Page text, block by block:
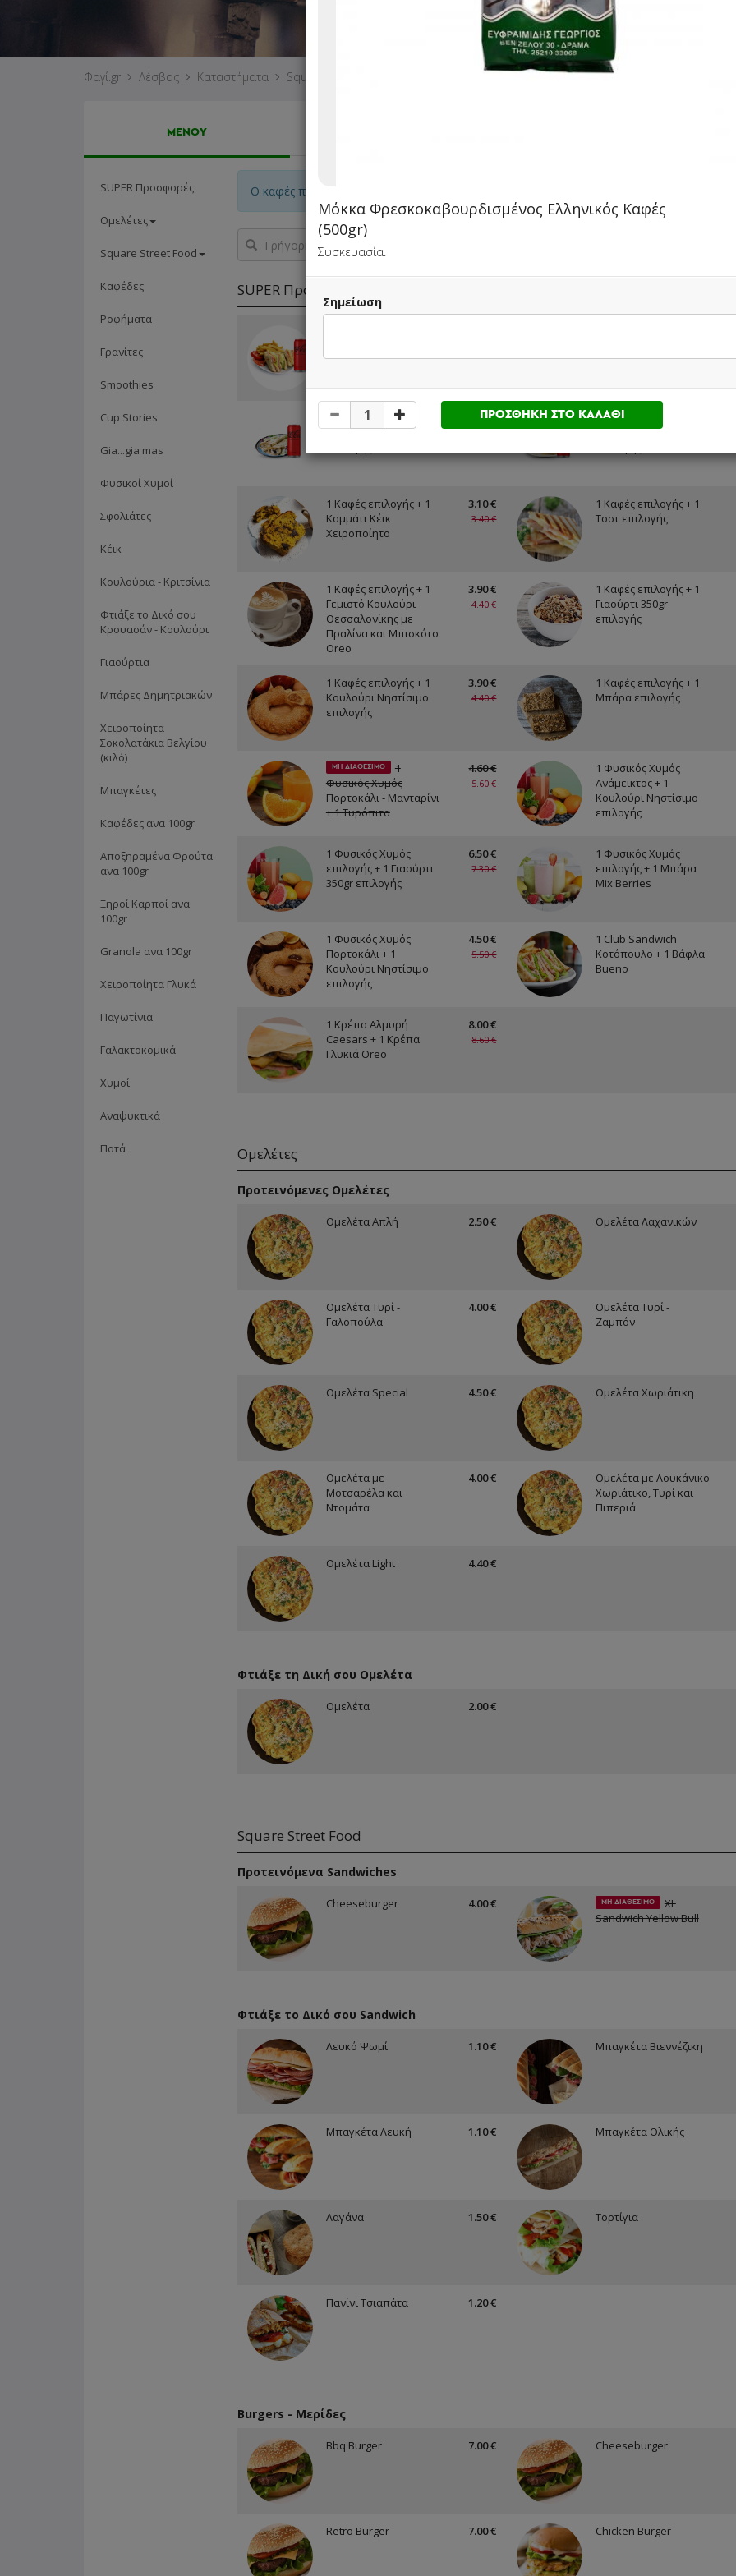
Φαγί.gr Λέσβος Καταστήματα Square
ΜΕΝΟΥ
SUPER Προσφορές
Ομελέτες
Square Street Food
Καφέδες
Ροφήματα
Γρανίτες
Smoothies
Cup Stories
Gia...gia mas
Φυσικοί Χυμοί
Σφολιάτες
Κέικ
Κουλούρια - Κριτσίνια
Φτιάξε το Δικό σου
Κρουασάν - Κουλούρι
Γιαούρτια
Μπάρες Δημητριακών
Χειροποίητα
Σοκολατάκια Βελγίου
(κιλό)
Μπαγκέτες
Καφέδες ανα 100gr
Αποξηραμένα Φρούτα
ανα 100gr
Ξηροί Καρποί ανα
100gr
Granola ανα 100gr
Χειροποίητα Γλυκά
Παγωτίνια
Γαλακτοκομικά
Χυμοί
Αναψυκτικά
Ποτά
Ο καφές που χρησιμοποιούμε είναι της εταιρίας Mokka Speciality Coffee 100% Arabica.
Γρήγορη
αναζήτηση
προϊόντος...
SUPER Προσφορές
Αναψυκτικό 330ml
Θεσσαλονίκης
1 Κρέπα Αλλαντικών +
1 Αναψυκτικό 330ml
6.20 €
1 Ομέλετα επιλογής +
1 Αναψυκτικό 330ml
1 Καφές επιλογής + 1
Κομμάτι Κέικ
Χειροποίητο
3.10 €
3.40 €
1 Καφές επιλογής + 1
Τοστ επιλογής
1 Καφές επιλογής + 1
Γεμιστό Κουλούρι
Θεσσαλονίκης με
Πραλίνα και Μπισκότο
Oreo
3.90 €
4.40 €
1 Καφές επιλογής + 1
Γιαούρτι 350gr
επιλογής
1 Καφές επιλογής + 1
Κουλούρι Νηστίσιμο
επιλογής
3.90 €
4.40 €
1 Καφές επιλογής + 1
Μπάρα επιλογής
ΜΗ ΔΙΑΘΕΣΙΜΟ
1
Φυσικός Χυμός
Πορτοκάλι - Μανταρίνι
+ 1 Τυρόπιτα
4.60 €
5.60 €
1 Φυσικός Χυμός
Ανάμεικτος + 1
Κουλούρι Νηστίσιμο
επιλογής
1 Φυσικός Χυμός
επιλογής + 1 Γιαούρτι
350gr επιλογής
6.50 €
7.30 €
1 Φυσικός Χυμός
επιλογής + 1 Μπάρα
Mix Berries
1 Φυσικός Χυμός
Πορτοκάλι + 1
Κουλούρι Νηστίσιμο
επιλογής
4.50 €
5.50 €
1 Club Sandwich
Κοτόπουλο + 1 Βάφλα
Bueno
1 Κρέπα Αλμυρή
Caesars + 1 Κρέπα
Γλυκιά Oreo
8.00 €
8.60 €
Ομελέτες
Προτεινόμενες Ομελέτες
Ομελέτα Απλή 2.50 € Ομελέτα Λαχανικών
Ομελέτα Τυρί -
Γαλοπούλα
4.00 €
Ομελέτα Τυρί -
Ζαμπόν
Ομελέτα Special 4.50 € Ομελέτα Χωριάτικη
Ομελέτα με
Μοτσαρέλα και
Ντομάτα
4.00 €
Ομελέτα με Λουκάνικο
Χωριάτικο, Τυρί και
Πιπεριά
Ομελέτα Light 4.40 €
Φτιάξε τη Δική σου Ομελέτα
Ομελέτα 2.00 €
Square Street Food
Προτεινόμενα Sandwiches
Cheeseburger 4.00 € ΜΗ ΔΙΑΘΕΣΙΜΟ
XL
Sandwich Yellow Bull
Φτιάξε το Δικό σου Sandwich
Λευκό Ψωμί 1.10 € Μπαγκέτα Βιεννέζικη
Μπαγκέτα Λευκή 1.10 € Μπαγκέτα Ολικής
Λαγάνα 1.50 € Τορτίγια
Πανίνι Τσιαπάτα 1.20 €
Burgers - Μερίδες
Bbq Burger 7.00 € Cheeseburger
Retro Burger 7.00 € Chicken Burger
Μόκκα Φρεσκοκαβουρδισμένος Ελληνικός Καφές
(500gr)
Συσκευασία.
Σημείωση
ΠΡΟΣΘΗΚΗ ΣΤΟ ΚΑΛΑΘΙ